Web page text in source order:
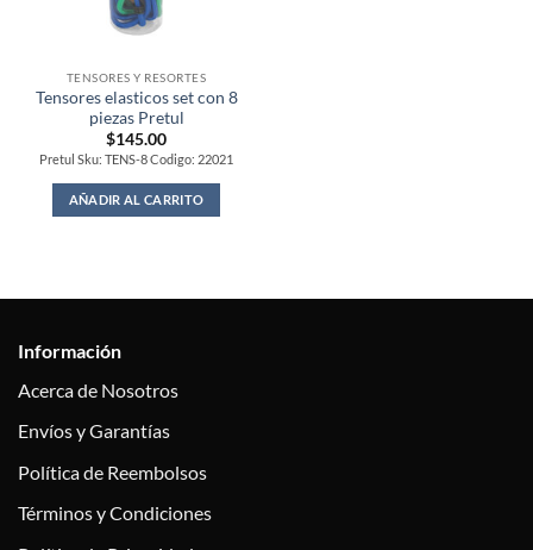
TENSORES Y RESORTES
Tensores elasticos set con 8
piezas Pretul
$145.00
Pretul Sku: TENS-8 Codigo: 22021
AÑADIR AL CARRITO
Información
Acerca de Nosotros
Envíos y Garantías
Política de Reembolsos
Términos y Condiciones